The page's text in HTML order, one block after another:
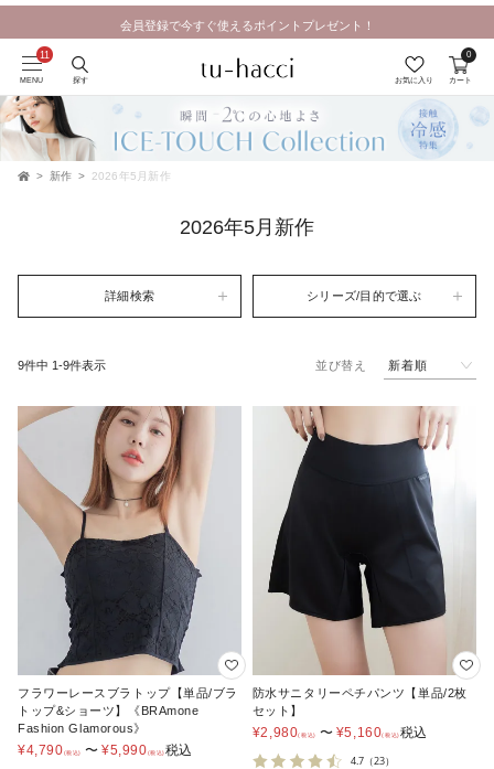
MENU 探す お気に入り カート
0
新作 2026年5月新作
2026年5月新作
詳細検索 シリーズ/目的で選ぶ
並び替え 新着順
9件中 1-9件表示
フラワーレースブラトップ【単品/ブラ
トップ&ショーツ】《BRAmone
Fashion Glamorous》
¥4,790 〜 ¥5,990 税込
防水サニタリーペチパンツ【単品/2枚
セット】
¥2,980 〜 ¥5,160 税込
4.7（23）